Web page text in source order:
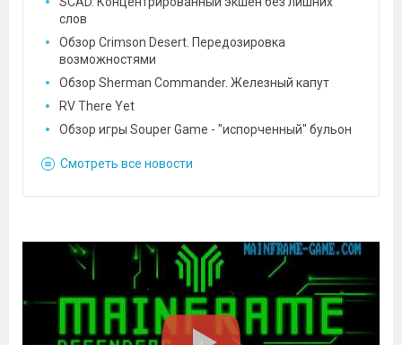
слов
Обзор Crimson Desert. Передозировка
возможностями
Обзор Sherman Commander. Железный капут
RV There Yet
Обзор игры Souper Game - "испорченный" бульон
Смотреть все новости